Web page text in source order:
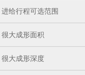
进给行程可选范围
很大成形面积
很大成形深度